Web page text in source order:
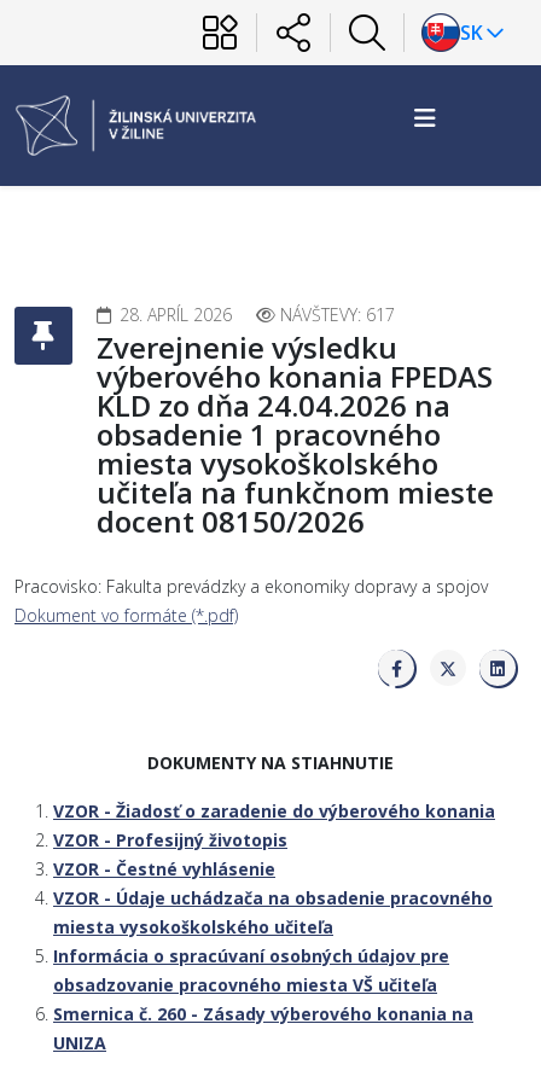
SK
28. APRÍL 2026 NÁVŠTEVY: 617
Zverejnenie výsledku
výberového konania FPEDAS
KLD zo dňa 24.04.2026 na
obsadenie 1 pracovného
miesta vysokoškolského
učiteľa na funkčnom mieste
docent 08150/2026
Pracovisko: Fakulta prevádzky a ekonomiky dopravy a spojov
Dokument vo formáte (*.pdf)
DOKUMENTY NA STIAHNUTIE
VZOR - Žiadosť o zaradenie do výberového konania
VZOR - Profesijný životopis
VZOR - Čestné vyhlásenie
VZOR - Údaje uchádzača na obsadenie pracovného
miesta vysokoškolského učiteľa
Informácia o spracúvaní osobných údajov pre
obsadzovanie pracovného miesta VŠ učiteľa
Smernica č. 260 - Zásady výberového konania na
UNIZA